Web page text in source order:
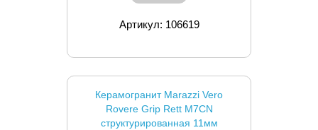
Артикул: 106619
Керамогранит Marazzi Vero
Rovere Grip Rett M7CN
структурированная 11мм